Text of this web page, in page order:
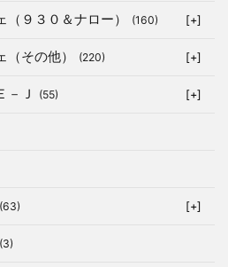
９３０＆ナロー） (160) [+]
その他） (220) [+]
Ｊ (55) [+]
(63) [+]
(3)